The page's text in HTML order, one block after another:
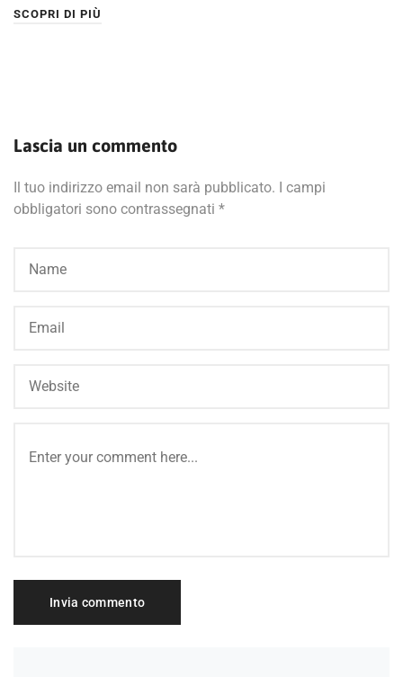
SCOPRI DI PIÙ
Lascia un commento
Il tuo indirizzo email non sarà pubblicato. I campi
obbligatori sono contrassegnati *